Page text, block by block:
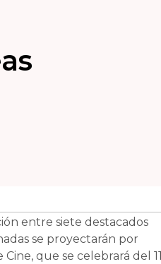
entre siete destacados
se proyectarán por
que se celebrará del 11